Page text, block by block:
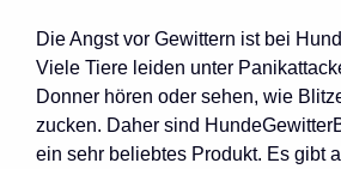
Die Angst vor Gewittern ist bei
Viele Tiere leiden unter
Donner hören oder sehen, wie
zucken. Daher sind
ein sehr beliebtes Produkt. Es gibt